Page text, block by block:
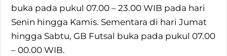
buka pada pukul 07.00 – 23.00 WIB pada hari
Senin hingga Kamis. Sementara di hari Jumat
hingga Sabtu, GB Futsal buka pada pukul 07.00
– 00.00 WIB.